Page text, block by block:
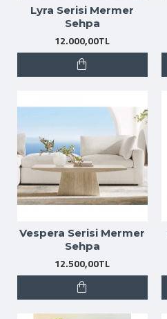
Lyra Serisi Mermer
Sehpa
12.000,00TL
Vespera Serisi Mermer
Sehpa
12.500,00TL